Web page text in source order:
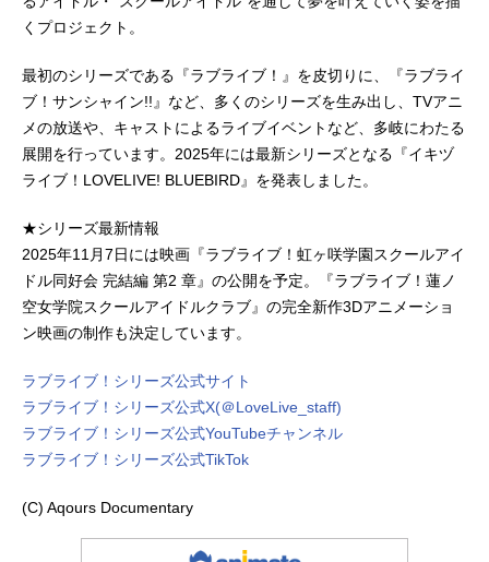
くプロジェクト。
最初のシリーズである『ラブライブ！』を皮切りに、『ラブライ
ブ！サンシャイン!!』など、多くのシリーズを生み出し、TVアニ
メの放送や、キャストによるライブイベントなど、多岐にわたる
展開を行っています。2025年には最新シリーズとなる『イキヅ
ライブ！LOVELIVE! BLUEBIRD』を発表しました。
★シリーズ最新情報
2025年11月7日には映画『ラブライブ！虹ヶ咲学園スクールアイ
ドル同好会 完結編 第2 章』の公開を予定。『ラブライブ！蓮ノ
空女学院スクールアイドルクラブ』の完全新作3Dアニメーショ
ン映画の制作も決定しています。
ラブライブ！シリーズ公式サイト
ラブライブ！シリーズ公式X(＠LoveLive_staff)
ラブライブ！シリーズ公式YouTubeチャンネル
ラブライブ！シリーズ公式TikTok
(C) Aqours Documentary